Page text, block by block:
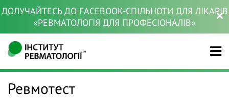
ДОЛУЧАЙТЕСЬ ДО FACEBOOK-СПІЛЬНОТИ ДЛЯ ЛІКАРІВ
«РЕВМАТОЛОГІЯ ДЛЯ ПРОФЕСІОНАЛІВ»
Ревмотест